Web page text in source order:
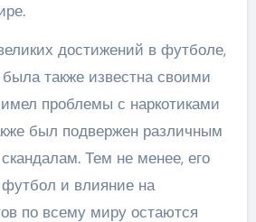
достижений в футболе,
также известна своими
проблемы с наркотиками
был подвержен различным
Тем не менее, его
и влияние на
по всему миру остаются